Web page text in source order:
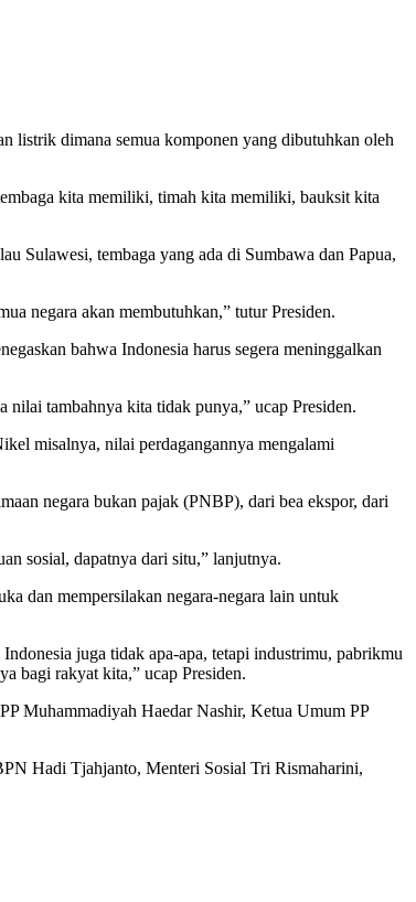
listrik dimana semua komponen yang dibutuhkan oleh
kita memiliki, timah kita memiliki, bauksit kita
Sulawesi, tembaga yang ada di Sumbawa dan Papua,
negara akan membutuhkan,” tutur Presiden.
bahwa Indonesia harus segera meninggalkan
nilai tambahnya kita tidak punya,” ucap Presiden.
misalnya, nilai perdagangannya mengalami
negara bukan pajak (PNBP), dari bea ekspor, dari
sosial, dapatnya dari situ,” lanjutnya.
dan mempersilakan negara-negara lain untuk
juga tidak apa-apa, tetapi industrimu, pabrikmu
bagi rakyat kita,” ucap Presiden.
Muhammadiyah Haedar Nashir, Ketua Umum PP
Hadi Tjahjanto, Menteri Sosial Tri Rismaharini,